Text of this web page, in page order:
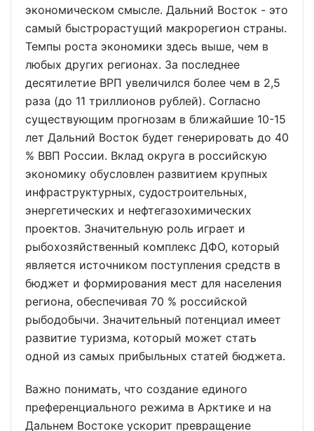
экономическом смысле. Дальний Восток - это
самый быстрорастущий макрорегион страны.
Темпы роста экономики здесь выше, чем в
любых других регионах. За последнее
десятилетие ВРП увеличился более чем в 2,5
раза (до 11 триллионов рублей). Согласно
существующим прогнозам в ближайшие 10-15
лет Дальний Восток будет генерировать до 40
% ВВП России. Вклад округа в российскую
экономику обусловлен развитием крупных
инфраструктурных, судостроительных,
энергетических и нефтегазохимических
проектов. Значительную роль играет и
рыбохозяйственный комплекс ДФО, который
является источником поступления средств в
бюджет и формирования мест для населения
региона, обеспечивая 70 % российской
рыбодобычи. Значительный потенциал имеет
развитие туризма, который может стать
одной из самых прибыльных статей бюджета.
Важно понимать, что создание единого
преференциального режима в Арктике и на
Дальнем Востоке ускорит превращение